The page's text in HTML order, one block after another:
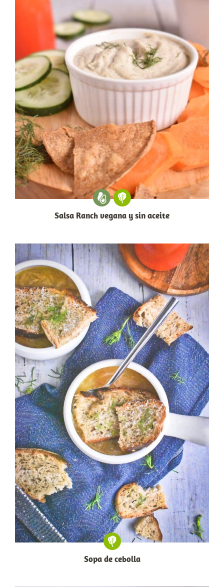
Salsa Ranch vegana y sin aceite
Sopa de cebolla